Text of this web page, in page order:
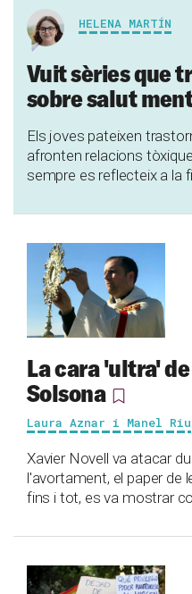
HELENA MARTÍN
Vuit sèries que
sobre salut
Els joves pateixen
afronten relacions
sempre es reflecteix a la
La cara 'ultra'
Solsona
Laura Aznar i Manel Riu
Xavier Novell va atacar
l'avortament, el paper de
fins i tot, es va mostrar